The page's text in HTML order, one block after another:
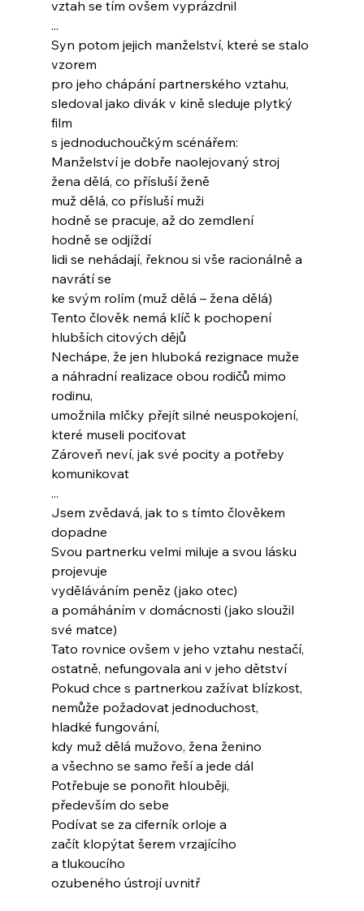
vztah se tím ovšem vyprázdnil
...
Syn potom jejich manželství, které se stalo
vzorem
pro jeho chápání partnerského vztahu,
sledoval jako divák v kině sleduje plytký
film
s jednoduchoučkým scénářem:
Manželství je dobře naolejovaný stroj
žena dělá, co přísluší ženě
muž dělá, co přísluší muži
hodně se pracuje, až do zemdlení
hodně se odjíždí
lidi se nehádají, řeknou si vše racionálně a
navrátí se
ke svým rolím (muž dělá – žena dělá)
Tento člověk nemá klíč k pochopení
hlubších citových dějů
Nechápe, že jen hluboká rezignace muže
a náhradní realizace obou rodičů mimo
rodinu,
umožnila mlčky přejít silné neuspokojení,
které museli pociťovat
Zároveň neví, jak své pocity a potřeby
komunikovat
...
Jsem zvědavá, jak to s tímto člověkem
dopadne
Svou partnerku velmi miluje a svou lásku
projevuje
vyděláváním peněz (jako otec)
a pomáháním v domácnosti (jako sloužil
své matce)
Tato rovnice ovšem v jeho vztahu nestačí,
ostatně, nefungovala ani v jeho dětství
Pokud chce s partnerkou zažívat blízkost,
nemůže požadovat jednoduchost,
hladké fungování,
kdy muž dělá mužovo, žena ženino
a všechno se samo řeší a jede dál
Potřebuje se ponořit hlouběji,
především do sebe
Podívat se za ciferník orloje a
začít klopýtat šerem vrzajícího
a tlukoucího
ozubeného ústrojí uvnitř